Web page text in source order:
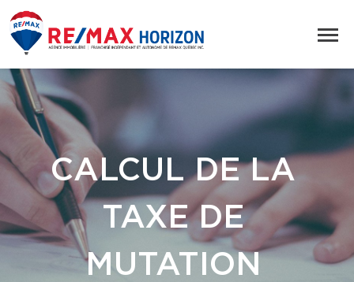
CALCUL DE LA
TAXE DE
MUTATION